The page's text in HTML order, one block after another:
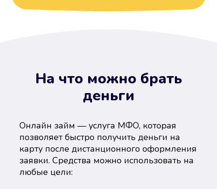
На что можно брать
деньги
Онлайн займ — услуга МФО, которая
позволяет быстро получить деньги на
карту после дистанционного оформления
заявки. Средства можно использовать на
любые цели: